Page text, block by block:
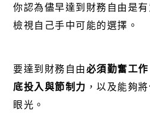
你認為儘早達到財務自由是
檢視自己手中可能的選擇。
要達到財務自由必須勤奮工作
底投入與節制力 ，以及能夠
眼光。